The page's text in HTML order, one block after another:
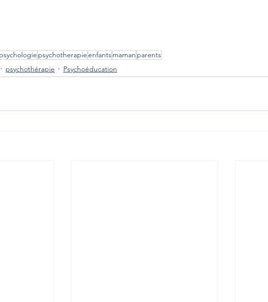
psychologie psychotherapieenfantsmaman parents
psychothérapie Psychoéducation